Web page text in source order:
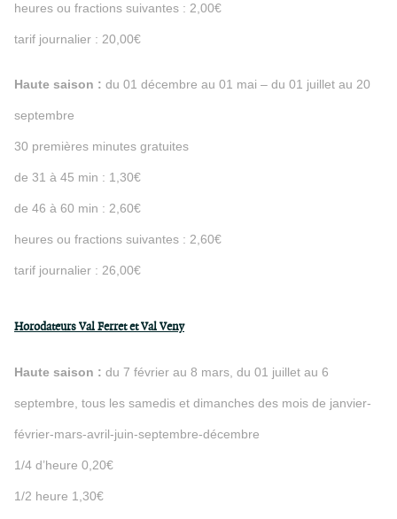
heures ou fractions suivantes : 2,00€
tarif journalier : 20,00€
Haute saison : du 01 décembre au 01 mai – du 01 juillet au 20
septembre
30 premières minutes gratuites
de 31 à 45 min : 1,30€
de 46 à 60 min : 2,60€
heures ou fractions suivantes : 2,60€
tarif journalier : 26,00€
Horodateurs Val Ferret et Val Veny
Haute saison : du 7 février au 8 mars, du 01 juillet au 6
septembre, tous les samedis et dimanches des mois de janvier-
février-mars-avril-juin-septembre-décembre
1/4 d’heure 0,20€
1/2 heure 1,30€